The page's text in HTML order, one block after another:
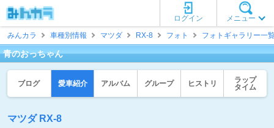
メニュー
ログイン
みんカラ
車種別情報 マツダ RX-8 フォト フォトギャラリー一
青のおっちゃん
ブログ 愛車紹介 アルバム グループ ヒストリ
ラップ
タイム
マツダ RX-8